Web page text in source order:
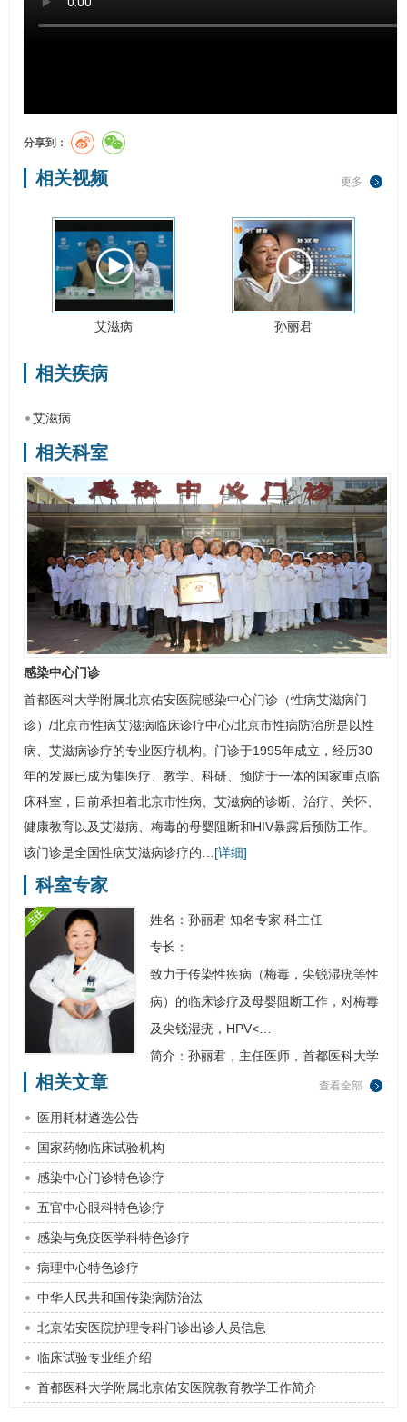
分享到：
更多
相关视频
艾滋病 孙丽君
相关疾病
艾滋病
相关科室
感染中心门诊
首都医科大学附属北京佑安医院感染中心门诊（性病艾滋病门
诊） /北京市性病艾滋病临床诊疗中心/北京市性病防治所是以性
病、 艾滋病诊疗的专业医疗机构。门诊于1995年成立，经历30
年的发展已成为集医疗、教学、科研、预防于一体的国家重点临
床科室，目前承担着北京市性病、艾滋病的诊断、治疗、关怀、
健康教育以及艾滋病、 梅毒的母婴阻断和HIV暴露后预防工作。
该门诊是全国性病艾滋病诊疗的…[详细]
科室专家
姓名： 孙丽君 知名专家 科主任
专长：
致力于传染性疾病（梅毒 ，尖锐湿疣等性
病）的临床诊疗及母婴阻断工作，对梅毒
及尖锐湿疣， HPV<…
简介： 孙丽君，主任医师，首都医科大学
附属北京佑安医院感染中心性病艾滋病门
母婴传播专家组副组长，中华医学会热带
病与寄生虫病学会艾滋病学组委员，中国
宫颈癌协作组成…
查看全部
相关文章
医用耗材遴选公告
国家药物临床试验机构
感染中心门诊特色诊疗
五官中心眼科特色诊疗
感染与免疫医学科特色诊疗
病理中心特色诊疗
中华人民共和国传染病防治法
北京佑安医院护理专科门诊出诊人员信息
临床试验专业组介绍
首都医科大学附属北京佑安医院教育教学工作简介